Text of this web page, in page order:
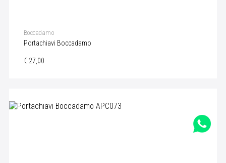
Boccadamo
Portachiavi Boccadamo
€ 27,00